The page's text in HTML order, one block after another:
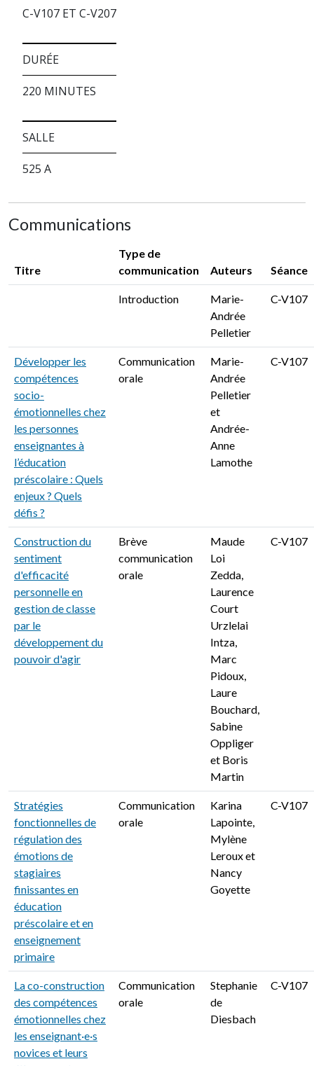
C-V107 ET C-V207
DURÉE
220 MINUTES
SALLE
525 A
Communications
Titre
Type de
communication
Auteurs Séance
Introduction
Marie-
Andrée
Pelletier
C-V107
Développer les
compétences
socio-
émotionnelles chez
les personnes
enseignantes à
l’éducation
préscolaire : Quels
enjeux ? Quels
défis ?
Communication
orale
Marie-
Andrée
Pelletier
et
Andrée-
Anne
Lamothe
C-V107
Construction du
sentiment
d'efficacité
personnelle en
gestion de classe
par le
développement du
pouvoir d'agir
Brève
communication
orale
Maude
Loi
Zedda,
Laurence
Court
Urzlelai
Intza,
Marc
Pidoux,
Laure
Bouchard,
Sabine
Oppliger
et Boris
Martin
C-V107
Stratégies
fonctionnelles de
régulation des
émotions de
stagiaires
finissantes en
éducation
préscolaire et en
enseignement
primaire
Communication
orale
Karina
Lapointe,
Mylène
Leroux et
Nancy
Goyette
C-V107
La co-construction
des compétences
émotionnelles chez
les enseignant·e·s
novices et leurs
Communication
orale
Stephanie
de
Diesbach
C-V107